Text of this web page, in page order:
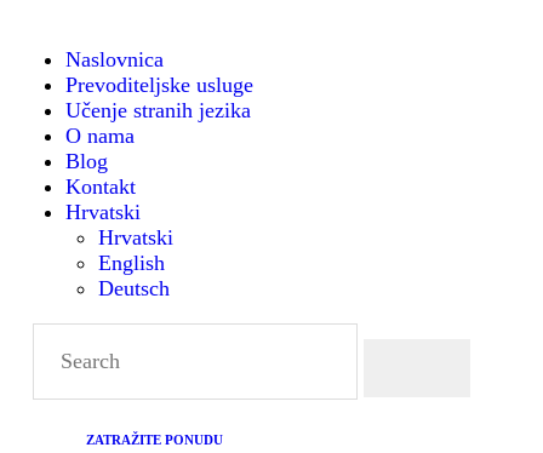
Naslovnica
Prevoditeljske usluge
Učenje stranih jezika
O nama
Blog
Kontakt
Hrvatski
Hrvatski
English
Deutsch
ZATRAŽITE PONUDU
Montanense - strani jezici, tumači i prevoditelji
PREVODITELJSKE
USLUGE
UČENJE STRANIH
JEZIKA
O NAMA
BLOG